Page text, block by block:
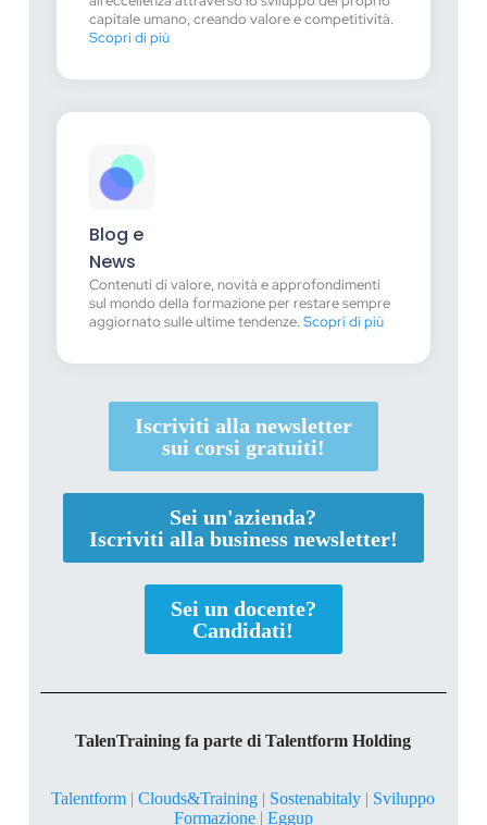
capitale umano, creando valore e competitività.
Scopri di più
Blog e
News
Contenuti di valore, novità e approfondimenti
sul mondo della formazione per restare sempre
aggiornato sulle ultime tendenze. Scopri di più
Iscriviti alla newsletter
sui corsi gratuiti!
Sei un'azienda?
Iscriviti alla business newsletter!
Sei un docente?
Candidati!
TalenTraining fa parte di Talentform Holding
Talentform |Clouds&Training | Sostenabitaly | Sviluppo
Formazione| Eggup